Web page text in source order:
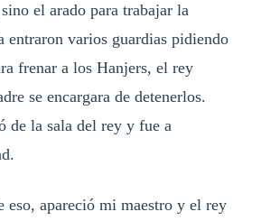
el arado para trabajar la
entraron varios guardias pidiendo
frenar a los Hanjers, el rey
se encargara de detenerlos.
de la sala del rey y fue a
apareció mi maestro y el rey